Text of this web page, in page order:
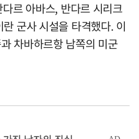
르 아바스, 반다르 시리크
군사 시설을 타격했다. 이
차바하르항 남쪽의 미군